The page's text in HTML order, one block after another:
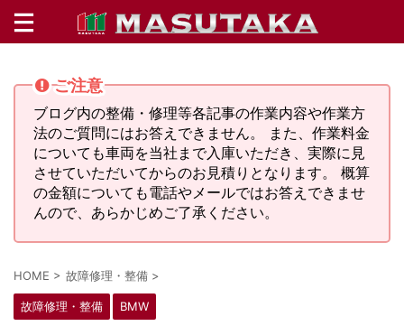
ご注意
ブログ内の整備・修理等各記事の作業内容や作業方
法のご質問にはお答えできません。 また、作業料金
についても車両を当社まで入庫いただき、実際に見
させていただいてからのお見積りとなります。 概算
の金額についても電話やメールではお答えできませ
んので、あらかじめご了承ください。
HOME > 故障修理・整備 >
故障修理・整備 BMW